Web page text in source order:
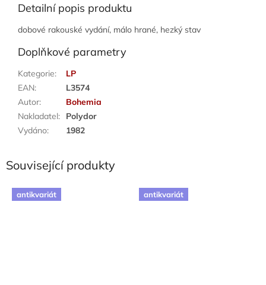
Detailní popis produktu
dobové rakouské vydání, málo hrané, hezký stav
Doplňkové parametry
Kategorie:
LP
EAN:
L3574
Autor:
Bohemia
Nakladatel:
Polydor
Vydáno: 1982
Související produkty
antikvariát antikvariát